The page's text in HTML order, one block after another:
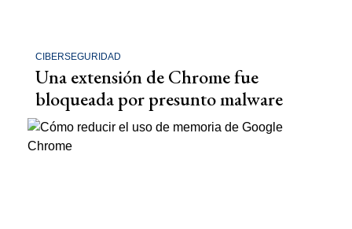
CIBERSEGURIDAD
Una extensión de Chrome fue
bloqueada por presunto malware